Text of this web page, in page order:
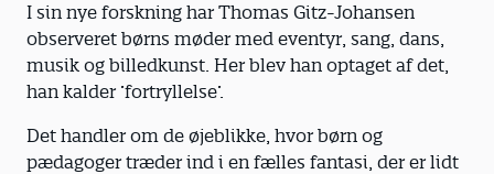
I sin nye forskning har Thomas Gitz-Johansen
observeret børns møder med eventyr, sang, dans,
musik og billedkunst. Her blev han optaget af det,
han kalder ’fortryllelse’.
Det handler om de øjeblikke, hvor børn og
pædagoger træder ind i en fælles fantasi, der er lidt